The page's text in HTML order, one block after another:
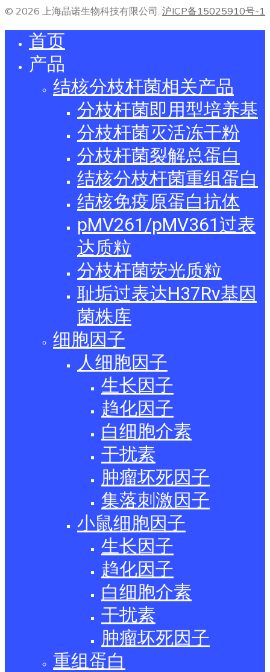
© 2026 上海晶诺生物科技有限公司. 沪ICP备15025910号-1
首页
产品
结核分枝杆菌相关产品
分枝杆菌即用型培养基
分枝杆菌灭活冻干粉
分枝杆菌裂解总蛋白
结核分枝杆菌重组蛋白
结核免疫原蛋白抗体
pMV261/pMV361过表
达质粒
分枝杆菌荧光质粒
耻垢过表达H37Rv基因
菌株库
细胞因子
人细胞因子
生长因子
趋化因子
白细胞介素
干扰素
肿瘤坏死因子
集落刺激因子
小鼠细胞因子
生长因子
趋化因子
白细胞介素
干扰素
肿瘤坏死因子
重组蛋白